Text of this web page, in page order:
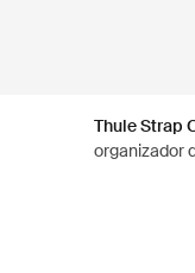
Thule Strap
organizador